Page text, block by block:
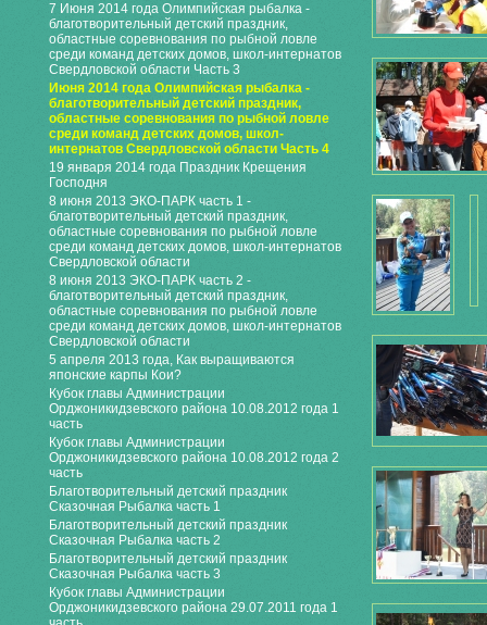
7 Июня 2014 года Олимпийская рыбалка -
благотворительный детский праздник,
областные соревнования по рыбной ловле
среди команд детских домов, школ-интернатов
Свердловской области Часть 3
Июня 2014 года Олимпийская рыбалка -
благотворительный детский праздник,
областные соревнования по рыбной ловле
среди команд детских домов, школ-
интернатов Свердловской области Часть 4
19 января 2014 года Праздник Крещения
Господня
8 июня 2013 ЭКО-ПАРК часть 1 -
благотворительный детский праздник,
областные соревнования по рыбной ловле
среди команд детских домов, школ-интернатов
Свердловской области
8 июня 2013 ЭКО-ПАРК часть 2 -
благотворительный детский праздник,
областные соревнования по рыбной ловле
среди команд детских домов, школ-интернатов
Свердловской области
5 апреля 2013 года, Как выращиваются
японские карпы Кои?
Кубок главы Администрации
Орджоникидзевского района 10.08.2012 года 1
часть
Кубок главы Администрации
Орджоникидзевского района 10.08.2012 года 2
часть
Благотворительный детский праздник
Сказочная Рыбалка часть 1
Благотворительный детский праздник
Сказочная Рыбалка часть 2
Благотворительный детский праздник
Сказочная Рыбалка часть 3
Кубок главы Администрации
Орджоникидзевского района 29.07.2011 года 1